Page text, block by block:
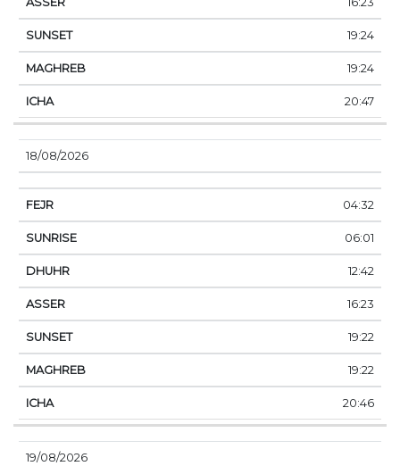
19:24
19:24
20:47
18/08/2026
04:32
06:01
12:42
16:23
19:22
19:22
20:46
19/08/2026